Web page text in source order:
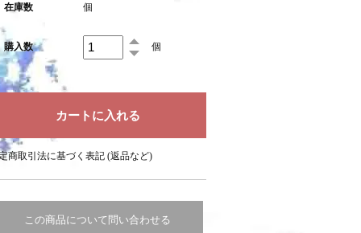
在庫数 個
購入数 個
商取引法に基づく表記 (返品など)
この商品について問い合わせる